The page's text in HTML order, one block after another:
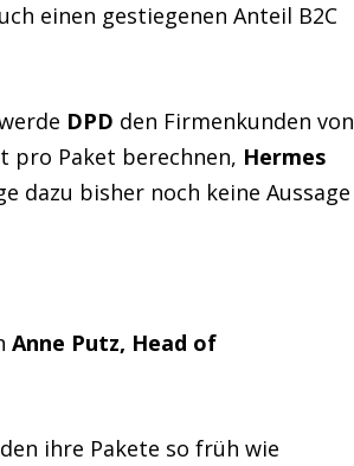
einen gestiegenen Anteil B2C
DPD den Firmenkunden von
pro Paket berechnen, Hermes
dazu bisher noch keine Aussage
Anne Putz, Head of
ihre Pakete so früh wie